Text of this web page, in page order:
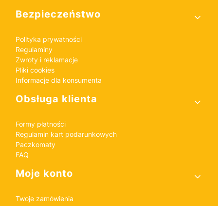
Bezpieczeństwo
Polityka prywatności
Regulaminy
Zwroty i reklamacje
Pliki cookies
Informacje dla konsumenta
Obsługa klienta
Formy płatności
Regulamin kart podarunkowych
Paczkomaty
FAQ
Moje konto
Twoje zamówienia